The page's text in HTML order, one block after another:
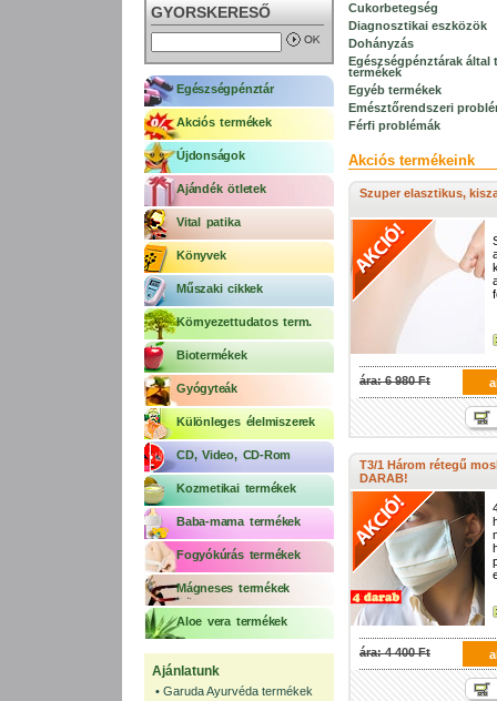
GYORSKERESŐ
Egészségpénztár
Akciós termékek
Újdonságok
Ajándék ötletek
Vital patika
Könyvek
Műszaki cikkek
Környezettudatos term.
Biotermékek
Gyógyteák
Különleges élelmiszerek
CD, Video, CD-Rom
Kozmetikai termékek
Baba-mama termékek
Fogyókúrás termékek
Mágneses termékek
Aloe vera termékek
Ajánlatunk
• Garuda Ayurvéda termékek
Cukorbetegség
Diagnosztikai eszközök
Dohányzás
Egészségpénztárak által
termékek
Egyéb termékek
Emésztőrendszeri
Férfi problémák
Akciós termékeink
Szuper elasztikus,
ára: 6 980 Ft
T3/1 Három rétegű
DARAB!
ára: 4 400 Ft